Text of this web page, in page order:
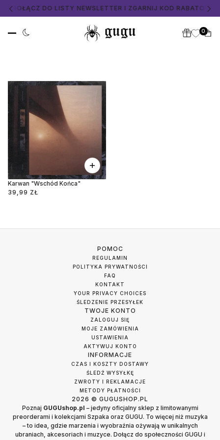
📧 DOŁĄCZ DO LISTY NEWSLETTER I ZGARNIJ KOD RABATOWY
0
Karwan "Wschód Końca"
39,99 ZŁ
POMOC
REGULAMIN
POLITYKA PRYWATNOŚCI
FAQ
KONTAKT
YOUR PRIVACY CHOICES
ŚLEDZENIE PRZESYŁEK
TWOJE KONTO
ZALOGUJ SIĘ
MOJE ZAMÓWIENIA
USTAWIENIA
AKTYWUJ KONTO
INFORMACJE
CZAS I KOSZTY DOSTAWY
ŚLEDŹ WYSYŁKĘ
ZWROTY I REKLAMACJE
METODY PŁATNOŚCI
2026 © GUGUSHOP.PL
Poznaj GUGUshop.pl – jedyny oficjalny sklep z limitowanymi
preorderami i kolekcjami Szpaka oraz GUGU. To więcej niż muzyka
– to idea, gdzie marzenia i wyobraźnia ożywają w unikalnych
ubraniach, akcesoriach i muzyce. Dołącz do społeczności GUGU i